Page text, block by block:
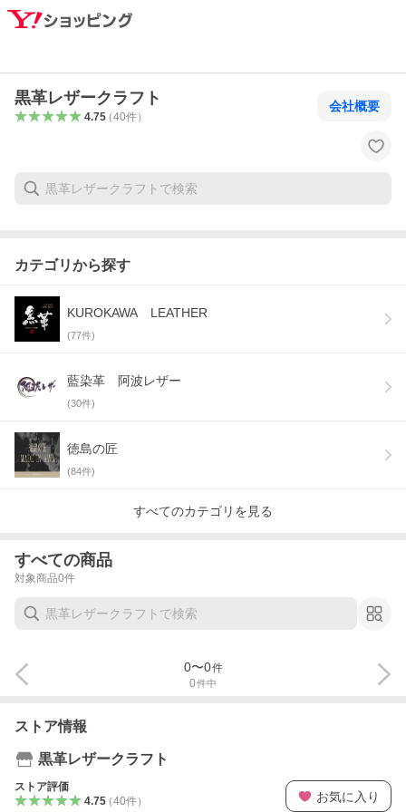
黒革レザークラフト
4.75（40件）
会社概要
カテゴリから探す
KUROKAWA LEATHER
(77件)
藍染革 阿波レザー
(30件)
徳島の匠
(84件)
すべてのカテゴリを見る
すべての商品
対象商品0件
0件中
0〜0件
ストア情報
黒革レザークラフト
ストア評価
4.75（40件） お気に入り